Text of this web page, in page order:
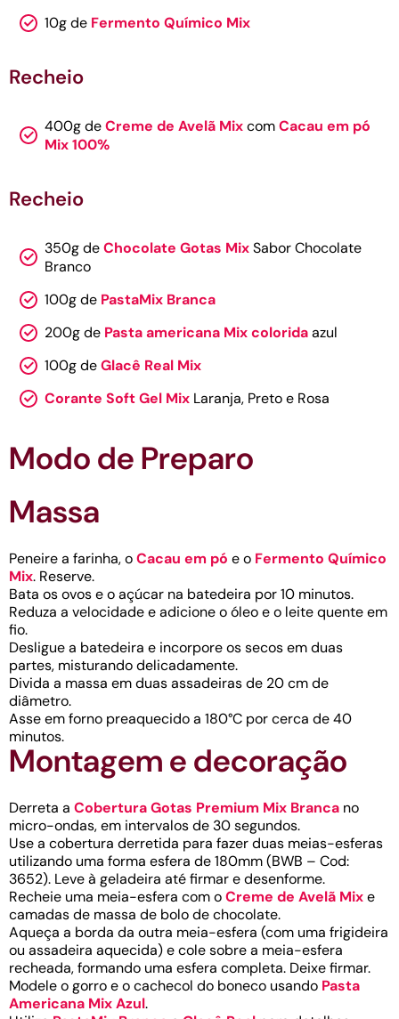
10g de Fermento Químico Mix
Recheio
400g deCreme de Avelã MixcomCacau em pó
Mix 100%
Recheio
350g deChocolate Gotas MixSabor Chocolate
Branco
100g de PastaMix Branca
200g de Pasta americana Mix coloridaazul
100g deGlacê Real Mix
Corante Soft Gel Mix Laranja, Preto e Rosa
Modo de Preparo
Massa
Peneire a farinha, oCacau em pó e o Fermento Químico
Mix. Reserve.
Bata os ovos e o açúcar na batedeira por 10 minutos.
Reduza a velocidade e adicione o óleo e o leite quente em
fio.
Desligue a batedeira e incorpore os secos em duas
partes, misturando delicadamente.
Divida a massa em duas assadeiras de 20 cm de
diâmetro.
Asse em forno preaquecido a 180°C por cerca de 40
minutos.
Montagem e decoração
Derreta a Cobertura Gotas Premium Mix Branca no
micro-ondas, em intervalos de 30 segundos.
Use a cobertura derretida para fazer duas meias-esferas
utilizando uma forma esfera de 180mm (BWB – Cod:
3652). Leve à geladeira até firmar e desenforme.
Recheie uma meia-esfera com oCreme de Avelã Mixe
camadas de massa de bolo de chocolate.
Aqueça a borda da outra meia-esfera (com uma frigideira
ou assadeira aquecida) e cole sobre a meia-esfera
recheada, formando uma esfera completa. Deixe firmar.
Modele o gorro e o cachecol do boneco usando Pasta
Americana Mix Azul.